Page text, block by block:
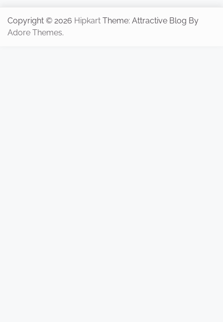
Copyright © 2026 Hipkart Theme: Attractive Blog By
Adore Themes.